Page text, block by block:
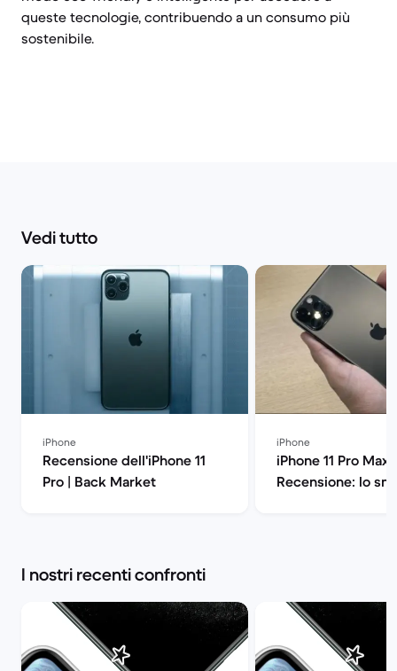
queste tecnologie, contribuendo a un consumo più
sostenibile.
Vedi tutto
iPhone
Recensione dell'iPhone 11
Pro | Back Market
iPhone
iPhone 11 Pro Max
Recensione: lo
I nostri recenti confronti